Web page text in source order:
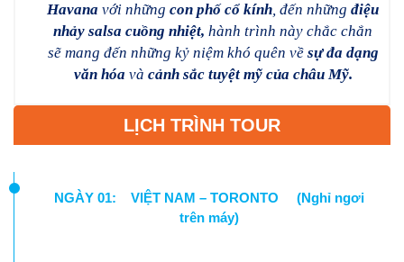
Havana với những con phố cổ kính, đến những điệu
nhảy salsa cuồng nhiệt, hành trình này chắc chắn
sẽ mang đến những kỷ niệm khó quên về sự đa dạng
văn hóa và cảnh sắc tuyệt mỹ của châu Mỹ.
LỊCH TRÌNH TOUR
NGÀY 01: VIỆT NAM – TORONTO (Nghỉ ngơi
trên máy)